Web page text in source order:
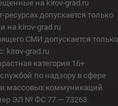
на kirov-grad.ru
допускается только
на kirov-grad.ru
СМИ допускается только
kirov-grad.ru
категория 16+
по надзору в сфере
массовых коммуникаций
ЭЛ № ФС 77 — 73263.